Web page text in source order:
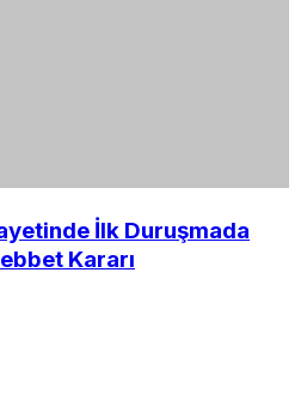
İlk Duruşmada
Kararı